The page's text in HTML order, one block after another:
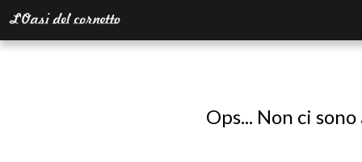
Ops... Non ci